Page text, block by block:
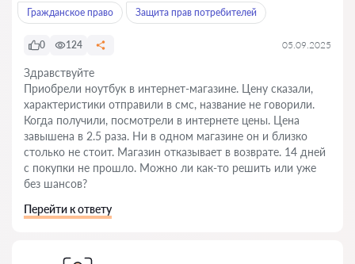
Гражданское право
Защита прав потребителей
0 124 05.09.2025
Здравствуйте
Приобрели ноутбук в интернет-магазине. Цену сказали,
характеристики отправили в смс, название не говорили.
Когда получили, посмотрели в интернете цены. Цена
завышена в 2.5 раза. Ни в одном магазине он и близко
столько не стоит. Магазин отказывает в возврате. 14 дней
с покупки не прошло. Можно ли как-то решить или уже
без шансов?
Перейти к ответу